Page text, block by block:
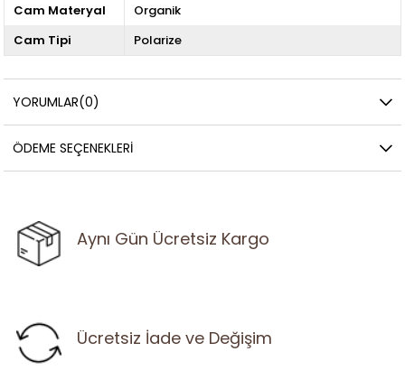
Cam Materyal
Organik
Cam Tipi
Polarize
YORUMLAR(0)
ÖDEME SEÇENEKLERI
Aynı Gün Ücretsiz Kargo
Ücretsiz İade ve Değişim